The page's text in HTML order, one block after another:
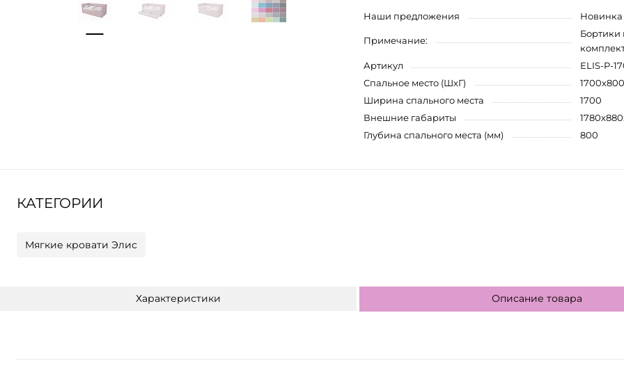
Наши предложения
Примечание:
Бортики
Артикул
ELIS-P-
Спальное место (ШxГ)
1700x800
Ширина спального места
1700
Внешние габариты
Глубина спального места (мм)
800
КАТЕГОРИИ
Мягкие кровати Элис
Характеристики Описание товара